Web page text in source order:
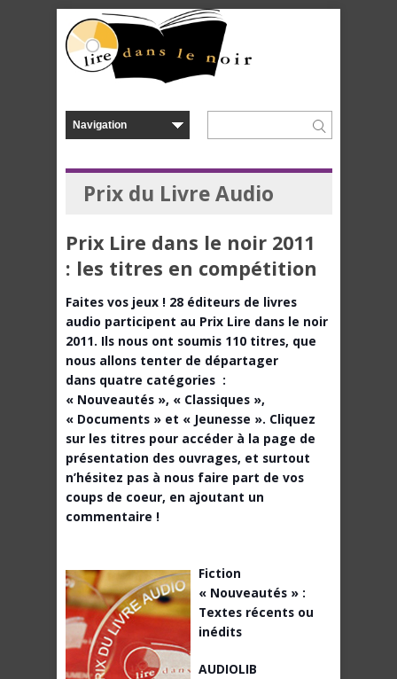
Prix du Livre Audio
Prix Lire dans le noir 2011
: les titres en compétition
Faites vos jeux ! 28 éditeurs de livres
audio participent au Prix Lire dans le noir
2011. Ils nous ont soumis 110 titres, que
nous allons tenter de départager
dans quatre catégories :
« Nouveautés », « Classiques »,
« Documents » et « Jeunesse ». Cliquez
sur les titres pour accéder à la page de
présentation des ouvrages, et surtout
n’hésitez pas à nous faire part de vos
coups de coeur, en ajoutant un
commentaire !
Fiction
« Nouveautés » :
Textes récents ou
inédits
AUDIOLIB